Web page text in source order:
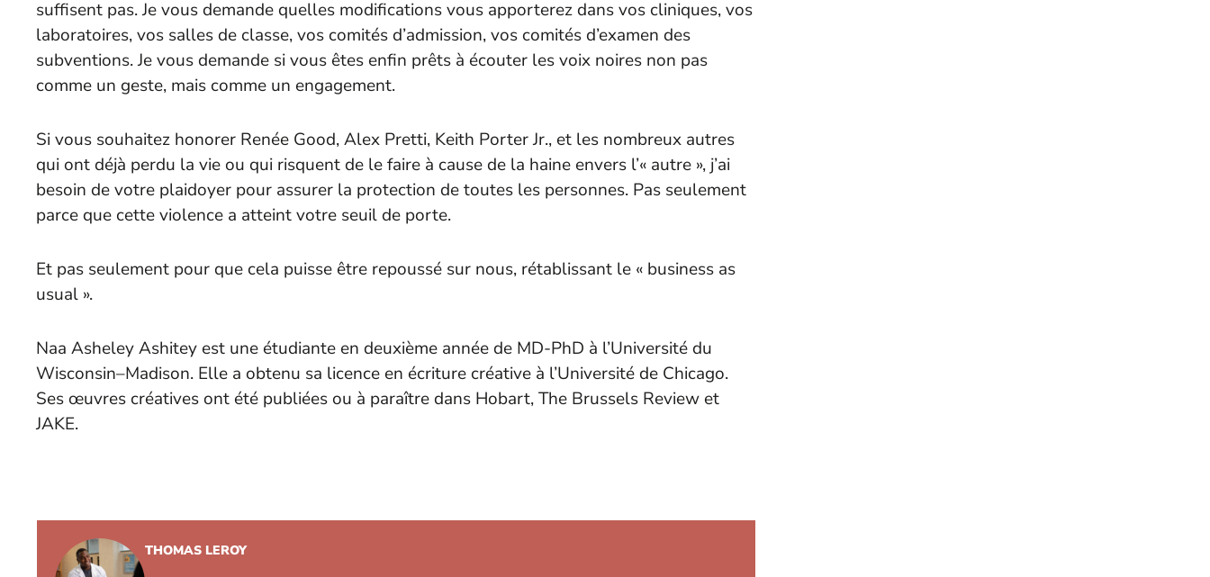
suffisent pas. Je vous demande quelles modifications vous apporterez dans vos cliniques, vos
laboratoires, vos salles de classe, vos comités d’admission, vos comités d’examen des
subventions. Je vous demande si vous êtes enfin prêts à écouter les voix noires non pas
comme un geste, mais comme un engagement.
Si vous souhaitez honorer Renée Good, Alex Pretti, Keith Porter Jr., et les nombreux autres
qui ont déjà perdu la vie ou qui risquent de le faire à cause de la haine envers l’« autre », j’ai
besoin de votre plaidoyer pour assurer la protection de toutes les personnes. Pas seulement
parce que cette violence a atteint votre seuil de porte.
Et pas seulement pour que cela puisse être repoussé sur nous, rétablissant le « business as
usual ».
Naa Asheley Ashitey est une étudiante en deuxième année de MD-PhD à l’Université du
Wisconsin–Madison. Elle a obtenu sa licence en écriture créative à l’Université de Chicago.
Ses œuvres créatives ont été publiées ou à paraître dans Hobart, The Brussels Review et
JAKE.
THOMAS LEROY